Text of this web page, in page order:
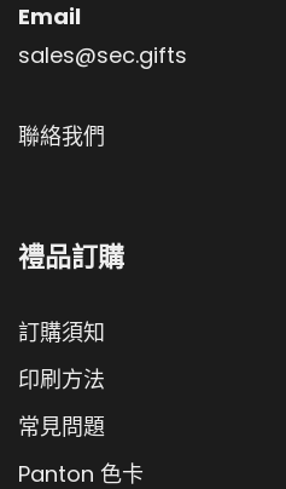
Email
sales@sec.gifts
聯絡我們
禮品訂購
訂購須知
印刷方法
常見問題
Panton 色卡